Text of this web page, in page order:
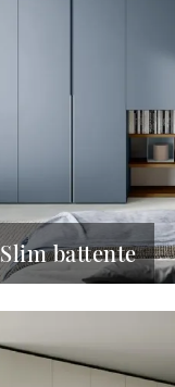
Slim battente